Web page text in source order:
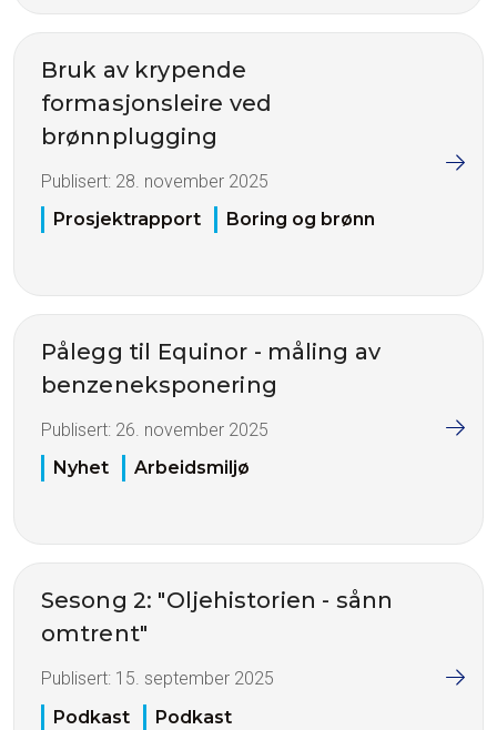
Bruk av krypende
formasjonsleire ved
brønnplugging
Publisert: 28. november 2025
Prosjektrapport
Boring og brønn
Pålegg til Equinor - måling av
benzeneksponering
Publisert: 26. november 2025
Nyhet
Arbeidsmiljø
Sesong 2: "Oljehistorien - sånn
omtrent"
Publisert: 15. september 2025
Podkast
Podkast